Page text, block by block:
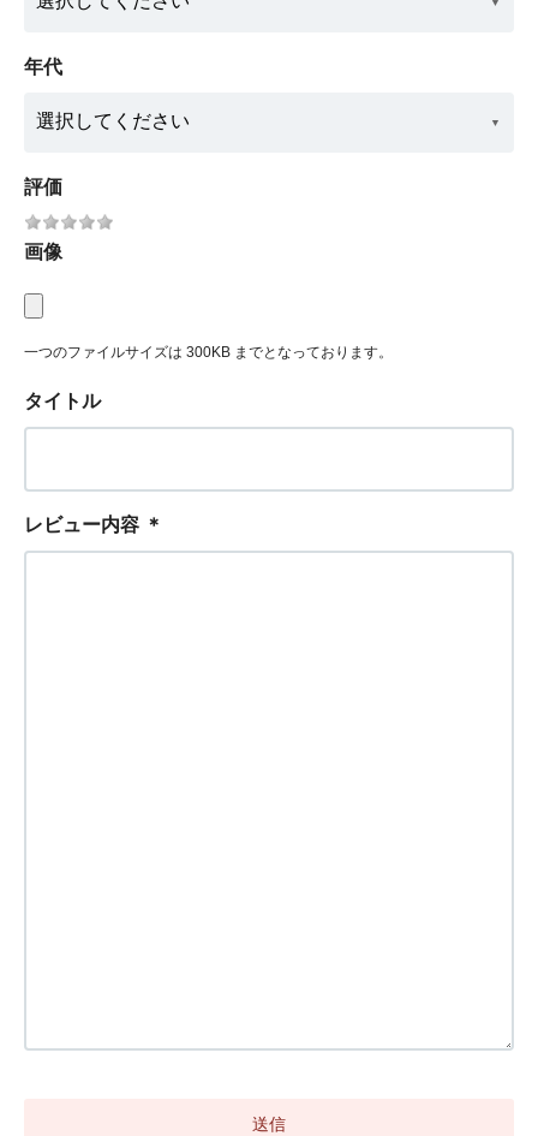
年代
評価
画像
一つのファイルサイズは 300KB までとなっております。
タイトル
レビュー内容 ＊